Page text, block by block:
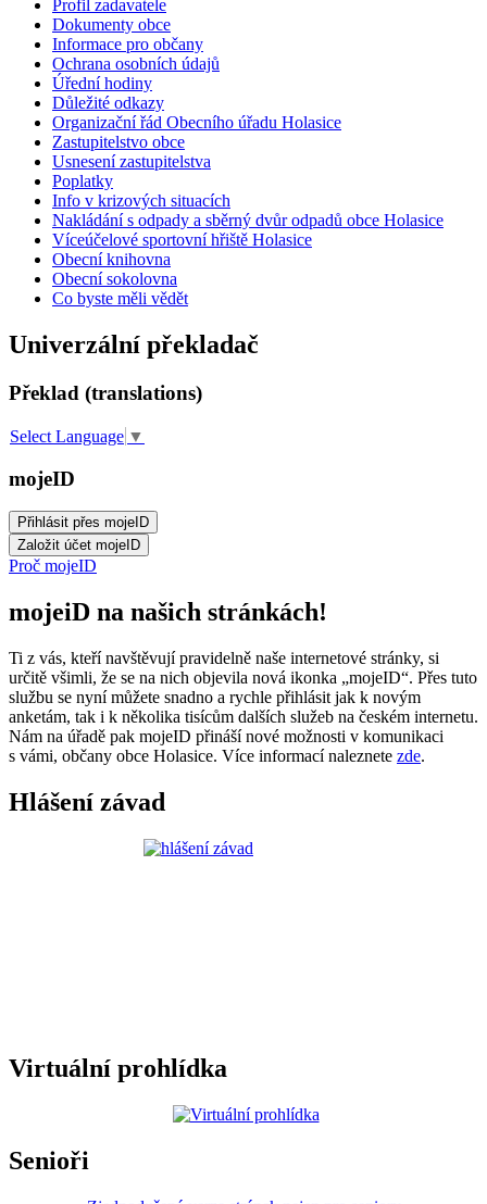
Profil zadavatele
Dokumenty obce
Informace pro občany
Ochrana osobních údajů
Úřední hodiny
Důležité odkazy
Organizační řád Obecního úřadu Holasice
Zastupitelstvo obce
Usnesení zastupitelstva
Poplatky
Info v krizových situacích
Nakládání s odpady a sběrný dvůr odpadů obce Holasice
Víceúčelové sportovní hřiště Holasice
Obecní knihovna
Obecní sokolovna
Co byste měli vědět
Univerzální překladač
Překlad (translations)
Select Language ▼
mojeID
Proč mojeID
mojeiD na našich stránkách!
Ti z vás, kteří navštěvují pravidelně naše internetové stránky, si
určitě všimli, že se na nich objevila nová ikonka „mojeID“. Přes tuto
službu se nyní můžete snadno a rychle přihlásit jak k novým
anketám, tak i k několika tisícům dalších služeb na českém internetu.
Nám na úřadě pak mojeID přináší nové možnosti v komunikaci
s vámi, občany obce Holasice. Více informací naleznete zde.
Hlášení závad
Virtuální prohlídka
Senioři